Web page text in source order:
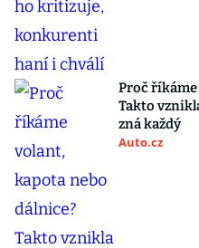
Proč
Takto
zná každý
Auto.cz